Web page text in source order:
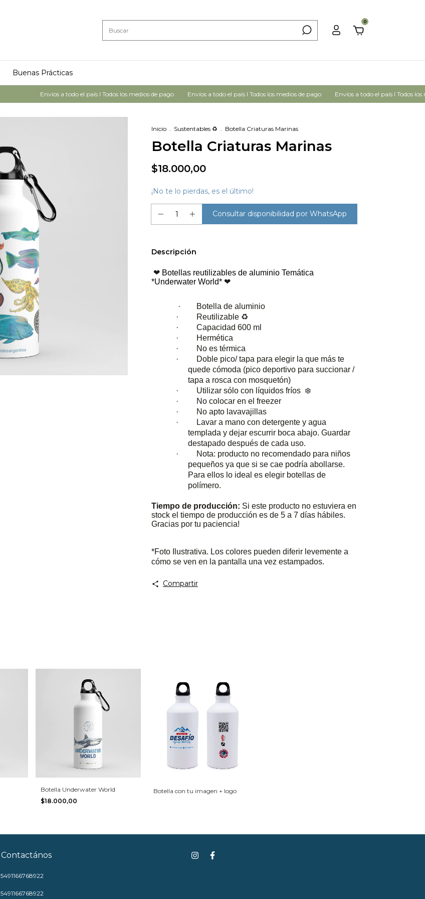
0
Buenas Prácticas
Envíos a todo el país I Todos los medios de pago Envíos a todo el país I Todos los medios de pago Envíos a todo el país I Todos los
Inicio . Sustentables ♻️ . Botella Criaturas Marinas
Botella Criaturas Marinas
$18.000,00
¡No te lo pierdas, es el último!
Descripción
❤ Botellas reutilizables de aluminio Temática
*Underwater World* ❤
·
Botella de aluminio
· Reutilizable ♻️
· Capacidad 600 ml
· Hermética
· No es térmica
· Doble pico/ tapa para elegir la que más te
quede cómoda (pico deportivo para succionar /
tapa a rosca con mosquetón)
· Utilizar sólo con líquidos fríos ❄️
· No colocar en el freezer
· No apto lavavajillas
· Lavar a mano con detergente y agua
templada y dejar escurrir boca abajo. Guardar
destapado después de cada uso.
· Nota: producto no recomendado para niños
pequeños ya que si se cae podría abollarse.
Para ellos lo ideal es elegir botellas de
polímero.
Tiempo de producción: Si este producto no estuviera en
stock el tiempo de producción es de 5 a 7 días hábiles.
Gracias por tu paciencia!
*Foto Ilustrativa. Los colores pueden diferir levemente a
cómo se ven en la pantalla una vez estampados.
Compartir
Botella Underwater World
$18.000,00
Botella con tu imagen + logo
Contactános
5491166768922
5491166768922